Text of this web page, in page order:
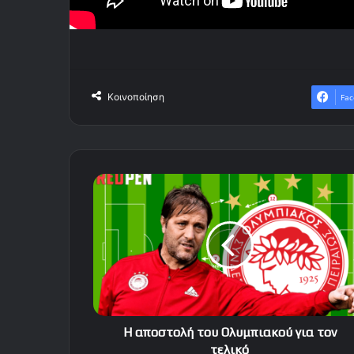
Κοινοποίηση
Η
Ολυμπιακού
για
τον
τελικό
Η αποστολή του Ολυμπιακού για τον
τελικό